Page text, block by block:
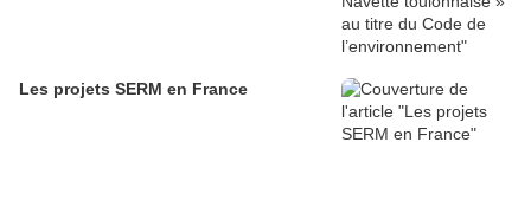
Les projets SERM en France